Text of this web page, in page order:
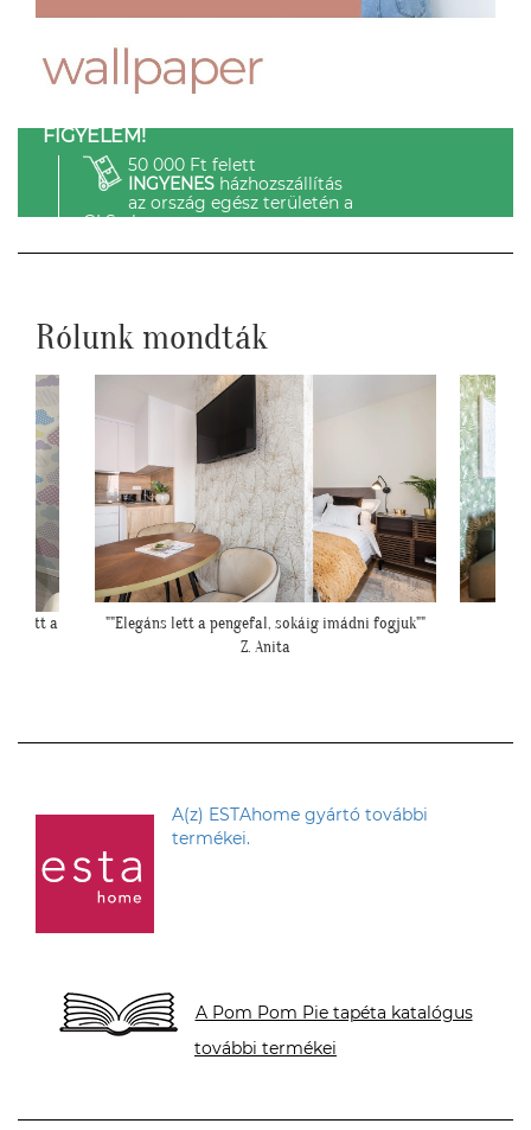
FIGYELEM!
50 000 Ft felett
INGYENESházhozszállítás
az ország egész területén a
GLS-el.
Rólunk mondták
fogjuk""
""Elkészült a kép, gondoltam, hátha :)""
H. Sára
A(z) ESTAhome gyártó további
termékei.
A Pom Pom Pie tapéta katalógus
további termékei